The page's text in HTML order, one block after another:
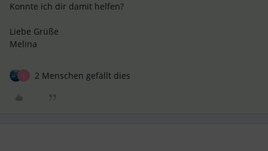
Konnte ich dir damit helfen?
Liebe Grüße
Melina
2 Menschen gefällt dies